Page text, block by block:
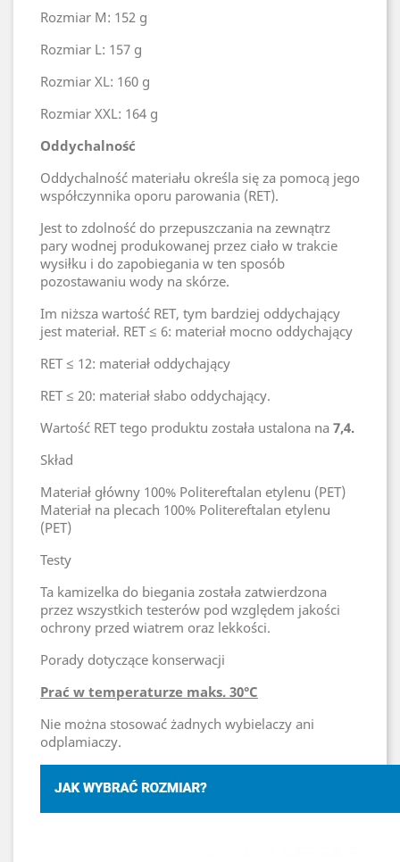
Rozmiar M: 152 g
Rozmiar L: 157 g
Rozmiar XL: 160 g
Rozmiar XXL: 164 g
Oddychalność
Oddychalność materiału określa się za pomocą jego
współczynnika oporu parowania (RET).
Jest to zdolność do przepuszczania na zewnątrz
pary wodnej produkowanej przez ciało w trakcie
wysiłku i do zapobiegania w ten sposób
pozostawaniu wody na skórze.
Im niższa wartość RET, tym bardziej oddychający
jest materiał. RET ≤ 6: materiał mocno oddychający
RET ≤ 12: materiał oddychający
RET ≤ 20: materiał słabo oddychający.
Wartość RET tego produktu została ustalona na 7,4.
Skład
Materiał główny 100% Politereftalan etylenu (PET)
Materiał na plecach 100% Politereftalan etylenu
(PET)
Testy
Ta kamizelka do biegania została zatwierdzona
przez wszystkich testerów pod względem jakości
ochrony przed wiatrem oraz lekkości.
Porady dotyczące konserwacji
Prać w temperaturze maks. 30°C
Nie można stosować żadnych wybielaczy ani
odplamiaczy.